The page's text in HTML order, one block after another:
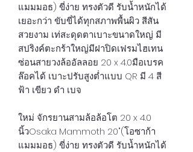
แมมมอธ) ขี่ง่าย ทรงตัวดี รับน้ำหนักได้
เยอะกว่า ขับขี่ได้ทุกสภาพพื้นผิว สีสัน
สวยงาม เท่สะดุดตาเบาะขนาดใหญ่ มี
สปริงค์ตะกร้าใหญ่มีฝาปิดเฟรมไฮเทน
ซ่อนสายวงล้ออัลลอย 20 x 4.0มือเบรค
ล๊อคได้ เบาะปรับสูงต่ำแบบ QR มี 4 สี
ฟ้า เขียว ดำ เบจ
ใหม่ จักรยานสามล้อล้อโต 20 x 4.0
นิ้วOsaka Mammoth 20"(โอซาก้า
แมมมอธ) ขี่ง่าย ทรงตัวดี รับน้ำหนักได้